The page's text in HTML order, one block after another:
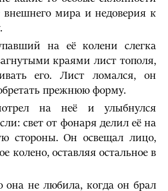
мира и недоверия к
на её колени слегка
краями лист тополя,
его. Лист ломался, он
прежнюю форму.
на неё и улыбнулся
свет от фонаря делил её на
стороны. Он освещал лицо,
колено, оставляя остальное в
она не любила, когда он брал